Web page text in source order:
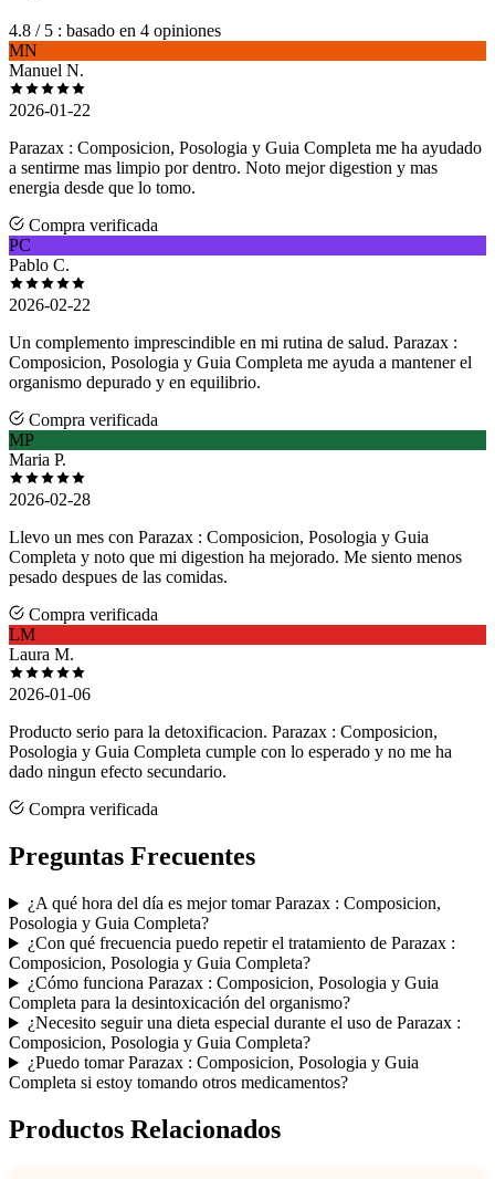
4.8 / 5 : basado en 4 opiniones
MN
Manuel N.
2026-01-22
Parazax : Composicion, Posologia y Guia Completa me ha ayudado
a sentirme mas limpio por dentro. Noto mejor digestion y mas
energia desde que lo tomo.
Compra verificada
PC
Pablo C.
2026-02-22
Un complemento imprescindible en mi rutina de salud. Parazax :
Composicion, Posologia y Guia Completa me ayuda a mantener el
organismo depurado y en equilibrio.
Compra verificada
MP
Maria P.
2026-02-28
Llevo un mes con Parazax : Composicion, Posologia y Guia
Completa y noto que mi digestion ha mejorado. Me siento menos
pesado despues de las comidas.
Compra verificada
LM
Laura M.
2026-01-06
Producto serio para la detoxificacion. Parazax : Composicion,
Posologia y Guia Completa cumple con lo esperado y no me ha
dado ningun efecto secundario.
Compra verificada
Preguntas Frecuentes
¿A qué hora del día es mejor tomar Parazax : Composicion,
Posologia y Guia Completa?
¿Con qué frecuencia puedo repetir el tratamiento de Parazax :
Composicion, Posologia y Guia Completa?
¿Cómo funciona Parazax : Composicion, Posologia y Guia
Completa para la desintoxicación del organismo?
¿Necesito seguir una dieta especial durante el uso de Parazax :
Composicion, Posologia y Guia Completa?
¿Puedo tomar Parazax : Composicion, Posologia y Guia
Completa si estoy tomando otros medicamentos?
Productos Relacionados